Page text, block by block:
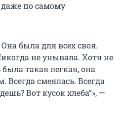
по самому
была для всех своя.
не унывала. Хотя не
такая легкая, она
смеялась. Всегда
Вот кусок хлеба“», —